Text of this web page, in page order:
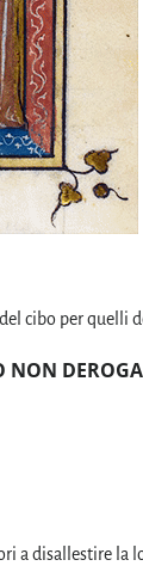
cibo per quelli
NON
a disallestire la